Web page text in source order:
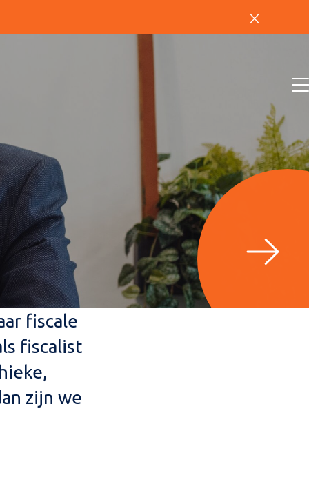
fiscale
fiscalist
zijn we